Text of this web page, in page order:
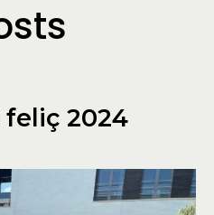
feliç 2024